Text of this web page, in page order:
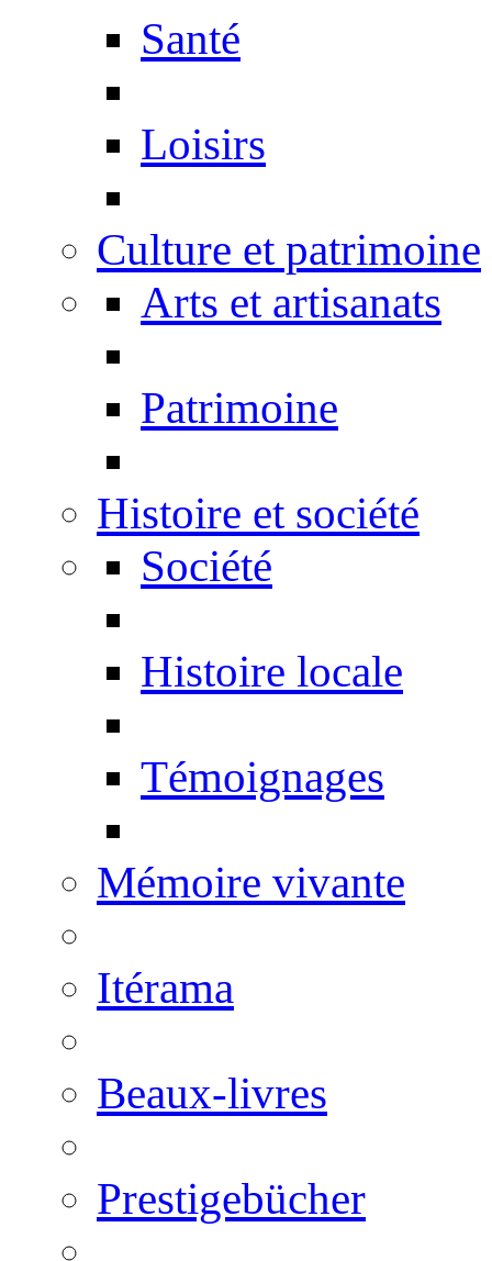
Santé
Loisirs
Culture et patrimoine
Arts et artisanats
Patrimoine
Histoire et société
Société
Histoire locale
Témoignages
Mémoire vivante
Itérama
Beaux-livres
Prestigebücher